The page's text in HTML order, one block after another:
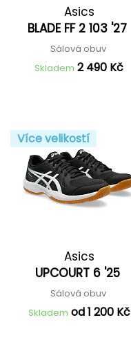
Asics
BLADE FF 2 103 '27
Sálová obuv
Skladem 2 490 Kč
Více velikostí
Asics
UPCOURT 6 '25
Sálová obuv
Skladem od 1 200 Kč